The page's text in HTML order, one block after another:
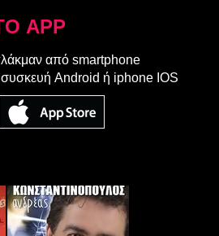
APP
από smartphone
συσκευή Android ή iphone IOS